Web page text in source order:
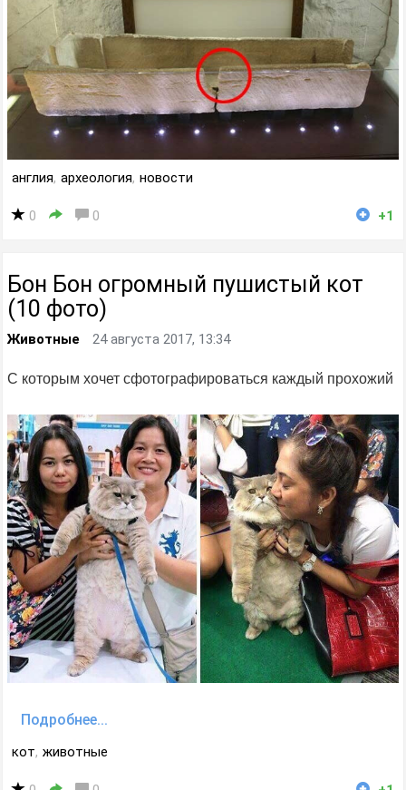
англия, археология, новости
0 0 +1
Бон Бон огромный пушистый кот
(10 фото)
Животные 24 августа 2017, 13:34
С которым хочет сфотографироваться каждый прохожий
Подробнее...
кот, животные